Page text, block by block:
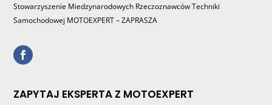
Stowarzyszenie Miedzynarodowych Rzeczoznawców Techniki
Samochodowej MOTOEXPERT – ZAPRASZA
ZAPYTAJ EKSPERTA Z MOTOEXPERT